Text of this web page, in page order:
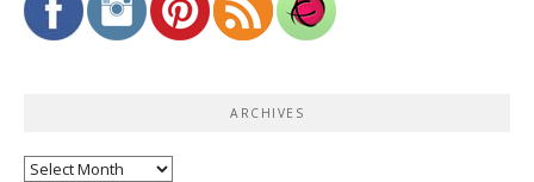
ARCHIVES
Archives